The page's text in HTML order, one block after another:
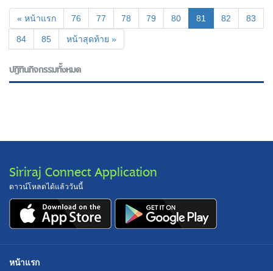
« หน้าแรก 76 77 78 79 80 81 (current)
82 83
84 85 หน้าสุดท้าย »
ปฎิทินกิจกรรมทั้งหมด
Siriraj Connect Application
ดาวน์โหลดได้แล้ววันนี้
หน้าแรก